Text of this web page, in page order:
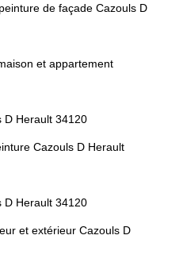
de façade Cazouls D
et appartement
D Herault 34120
Cazouls D Herault
D Herault 34120
et extérieur Cazouls D